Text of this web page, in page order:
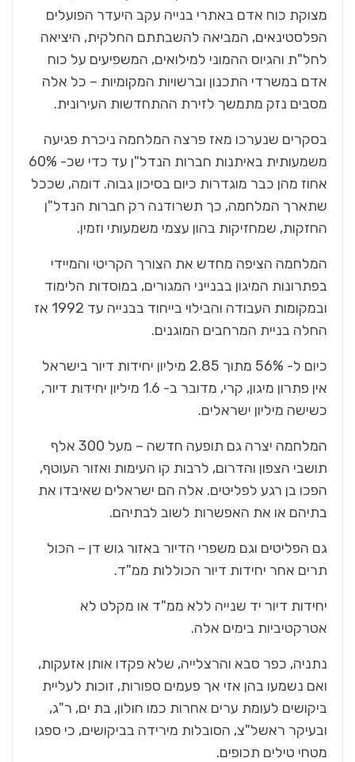
מצוקת כוח אדם באתרי בנייה עקב היעדר הפועלים
הפלסטינאים, המביאה להשבתתם החלקית, היציאה
לחל"ת והגיוס ההמוני למילואים, המשפיעים על כוח
אדם במשרדי התכנון וברשויות המקומיות – כל אלה
מסבים נזק מתמשך לזירת ההתחדשות העירונית.
בסקרים שנערכו מאז פרצה המלחמה ניכרת פגיעה
משמעותית באיתנות חברות הנדל"ן עד כדי שכ- 60%
אחוז מהן כבר מוגדרות כיום בסיכון גבוה. דומה, שככל
שתארך המלחמה, כך תשרודנה רק חברות הנדל"ן
החזקות, שמחזיקות בהון עצמי משמעותי וזמין.
המלחמה הציפה מחדש את הצורך הקריטי והמיידי
בפתרונות המיגון בבנייני המגורים, במוסדות הלימוד
ובמקומות העבודה והבילוי בייחוד בבנייה עד 1992 אז
החלה בניית המרחבים המוגנים.
כיום ל- 56% מתוך 2.85 מיליון יחידות דיור בישראל
אין פתרון מיגון, קרי, מדובר ב- 1.6 מיליון יחידות דיור,
כשישה מיליון ישראלים.
המלחמה יצרה גם תופעה חדשה – מעל 300 אלף
תושבי הצפון והדרום, לרבות קו העימות ואזור העוטף,
הפכו בן רגע לפליטים. אלה הם ישראלים שאיבדו את
בתיהם או את האפשרות לשוב לבתיהם.
גם הפליטים וגם משפרי הדיור באזור גוש דן – הכול
תרים אחר יחידות דיור הכוללות ממ"ד.
יחידות דיור יד שנייה ללא ממ"ד או מקלט לא
אטרקטיביות בימים אלה.
נתניה, כפר סבא והרצלייה, שלא פקדו אותן אזעקות,
ואם נשמעו בהן אזי אך פעמים ספורות, זוכות לעליית
ביקושים לעומת ערים אחרות כמו חולון, בת ים, ר"ג,
ובעיקר ראשל"צ, הסובלות מירידה בביקושים, כי ספגו
מטחי טילים תכופים.